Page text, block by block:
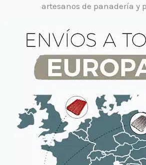
artesanos de panadería y